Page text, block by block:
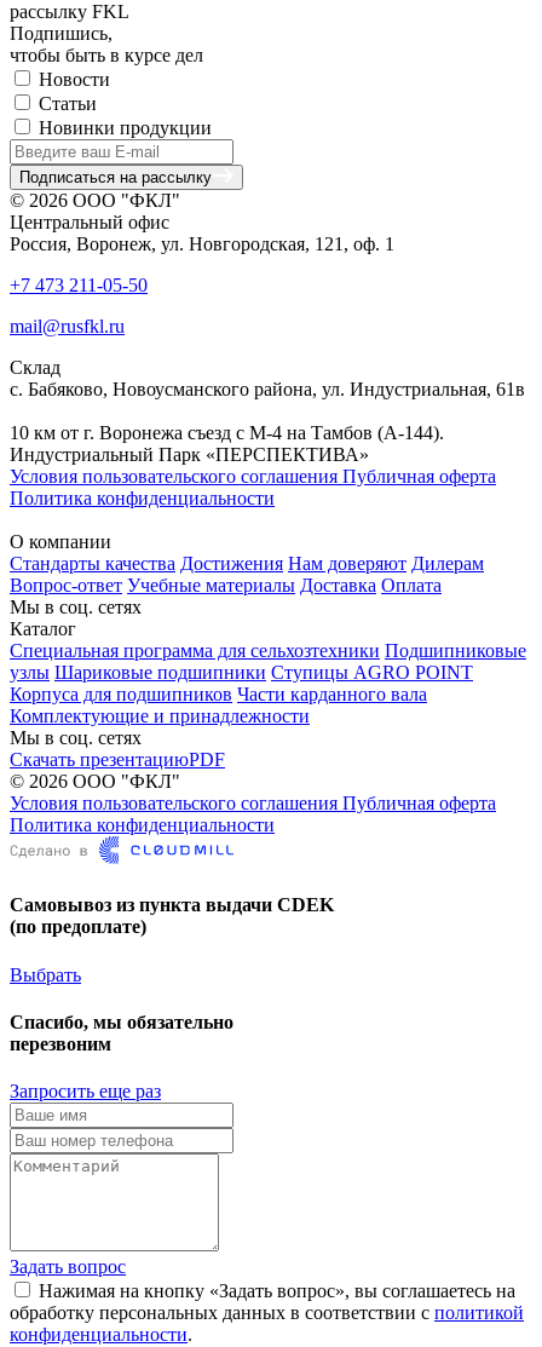
рассылку FKL
Подпишись,
чтобы быть в курсе дел
Новости
Статьи
Новинки продукции
Подписаться на рассылку
© 2026 ООО "ФКЛ"
Центральный офис
Россия, Воронеж, ул. Новгородская, 121, оф. 1
+7 473 211-05-50
mail@rusfkl.ru
Склад
с. Бабяково, Новоусманского района, ул. Индустриальная, 61в
10 км от г. Воронежа съезд с М-4 на Тамбов (А-144).
Индустриальный Парк «ПЕРСПЕКТИВА»
Условия пользовательского соглашения Публичная оферта
Политика конфиденциальности
О компании
Стандарты качества Достижения Нам доверяют Дилерам
Вопрос-ответ Учебные материалы Доставка Оплата
Мы в соц. сетях
Каталог
Специальная программа для сельхозтехники Подшипниковые
узлы Шариковые подшипники Ступицы AGRO POINT
Корпуса для подшипников Части карданного вала
Комплектующие и принадлежности
Мы в соц. сетях
Скачать презентациюPDF
© 2026 ООО "ФКЛ"
Условия пользовательского соглашения Публичная оферта
Политика конфиденциальности
Самовывоз из пункта выдачи CDEK
(по предоплате)
Выбрать
Спасибо, мы обязательно
перезвоним
Запросить еще раз
Задать вопрос
Нажимая на кнопку «Задать вопрос», вы соглашаетесь на
обработку персональных данных в соответствии с политикой
конфиденциальности.